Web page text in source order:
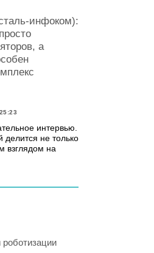
инфоком):
а
интервью.
делится не только
взглядом на